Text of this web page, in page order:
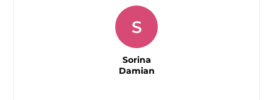
S
Sorina
Damian